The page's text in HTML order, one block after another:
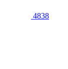
4838